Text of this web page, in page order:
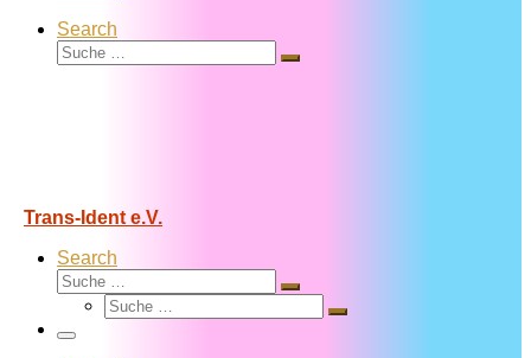
Search
Suche
Suche
Trans-Ident e.V.
Search
Suche
Suche
Suche
Suche
Menü